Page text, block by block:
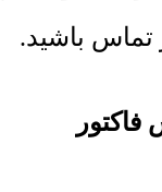
تماس باشید.